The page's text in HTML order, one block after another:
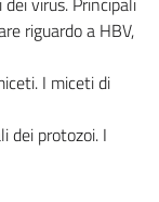
riguardo a HBV,
I miceti di
dei protozoi. I